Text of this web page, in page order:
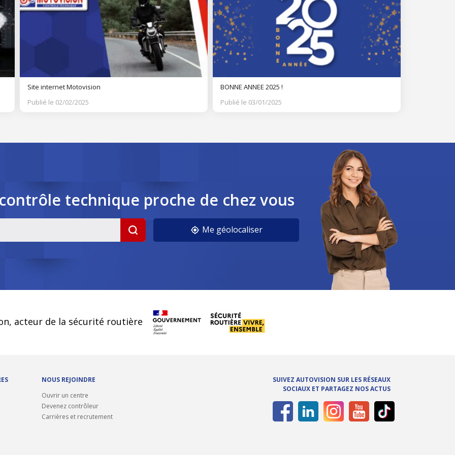
Site internet Motovision
Publié le 02/02/2025
BONNE ANNEE 2025 !
Publié le 03/01/2025
technique proche de chez vous
Me géolocaliser
acteur de la sécurité routière
NOUS REJOINDRE
Ouvrir un centre
Devenez contrôleur
Carrières et recrutement
SUIVEZ AUTOVISION SUR LES RÉSEAUX
SOCIAUX ET PARTAGEZ NOS ACTUS